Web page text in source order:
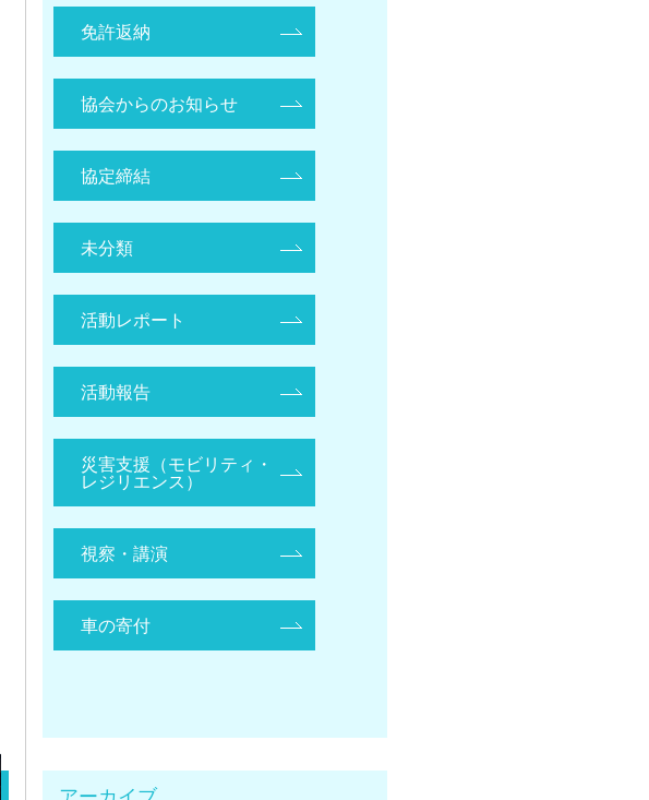
免許返納
協会からのお知らせ
協定締結
未分類
活動レポート
活動報告
災害支援（モビリティ・
レジリエンス）
視察・講演
車の寄付